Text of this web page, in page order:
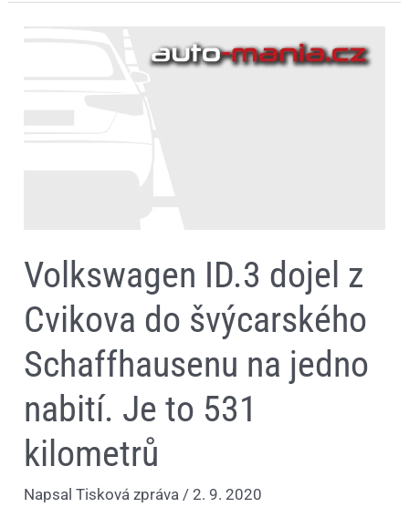
Volkswagen ID.3 dojel z
Cvikova do švýcarského
Schaffhausenu na jedno
nabití. Je to 531
kilometrů
NapsalTisková zpráva/2. 9. 2020
Schaffhausenu